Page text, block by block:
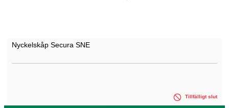
Nyckelskåp Secura SNE
Tillfälligt slut